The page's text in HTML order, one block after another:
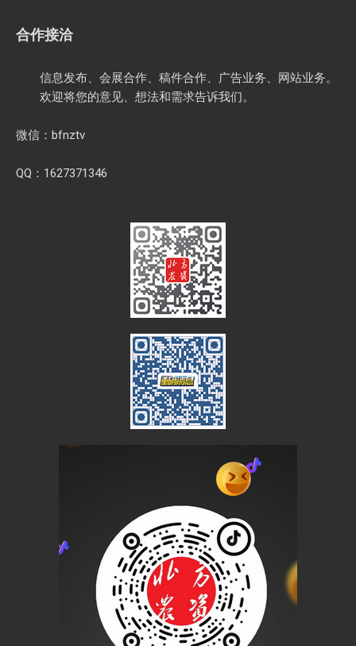
合作接洽
信息发布、会展合作、稿件合作、广告业务、网站业务。
欢迎将您的意见、想法和需求告诉我们。
微信：bfnztv
QQ：1627371346